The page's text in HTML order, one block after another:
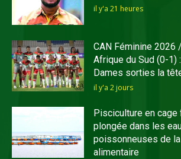
il y'a 21 heures
CAN Féminine 2026
Afrique du Sud (0-1)
Dames sorties la
il y'a 2 jours
Pisciculture en cage
plongée dans les
poissonneuses de
alimentaire